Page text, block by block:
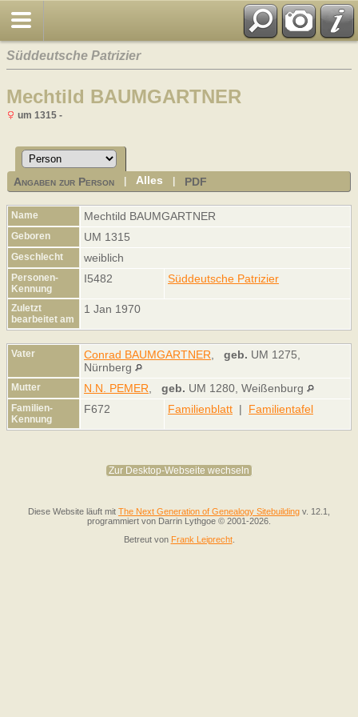
Süddeutsche Patrizier
Mechtild BAUMGARTNER
um 1315 -
Angaben zur Person |Alles PDF
Name Mechtild BAUMGARTNER
Geboren UM 1315
Geschlecht weiblich
Personen-
Kennung
I5482 Süddeutsche Patrizier
Zuletzt
bearbeitet am
1 Jan 1970
Vater Conrad BAUMGARTNER geb. UM 1275,
Nürnberg
Mutter N.N. PEMER geb. UM 1280, Weißenburg
Familien-
Kennung
F672 Familienblatt | Familientafel
Zur Desktop-Webseite wechseln
Diese Website läuft mit The Next Generation of Genealogy Sitebuilding v. 12.1,
programmiert von Darrin Lythgoe © 2001-2026.
Betreut von Frank Leiprecht.